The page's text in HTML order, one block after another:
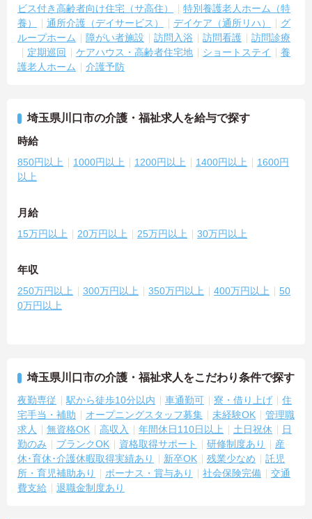
ビス付き高齢者向け住宅（サ高住）
特別養護老人ホーム（特
養）
通所介護（デイサービス） デイケア（通所リハ）
グ
ループホーム
障がい者施設 訪問入浴 訪問看護
訪問診療
定期巡回
ケアハウス・高齢者住宅地 ショートステイ
養
護老人ホーム
介護予防
埼玉県川口市の介護・福祉求人を給与で探す
時給
850円以上 1000円以上 1200円以上 1400円以上
1600円
以上
月給
15万円以上 20万円以上 25万円以上 30万円以上
年収
250万円以上 300万円以上 350万円以上 400万円以上
50
0万円以上
埼玉県川口市の介護・福祉求人をこだわり条件で探す
夜勤専従 駅から徒歩10分以内 車通勤可 寮・借り上げ
住
宅手当・補助
オープニングスタッフ募集 未経験OK
管理職
求人
無資格OK 高収入 年間休日110日以上 土日祝休
日
勤のみ
ブランクOK 資格取得サポート 研修制度あり
産
休･育休･介護休暇取得実績あり
新卒OK 残業少なめ
託児
所・育児補助あり
ボーナス・賞与あり 社会保険完備
交通
費支給
退職金制度あり